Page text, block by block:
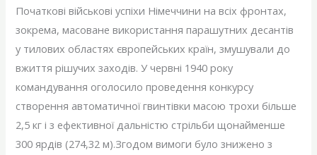
Початкові військові успіхи Німеччини на всіх фронтах,
зокрема, масоване використання парашутних десантів
у тилових областях європейських країн, змушували до
вжиття рішучих заходів. У червні 1940 року
командування оголосило проведення конкурсу
створення автоматичної гвинтівки масою трохи більше
2,5 кг і з ефективної дальністю стрільби щонайменше
300 ярдів (274,32 м).Згодом вимоги було знижено з